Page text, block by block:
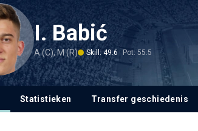
I. Babić
A (C), M (R) Skill: 49.6 Pot: 55.5
Statistieken Transfer geschiedenis